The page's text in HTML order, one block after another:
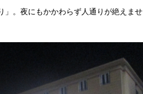
」。夜にもかかわらず人通りが絶えませ